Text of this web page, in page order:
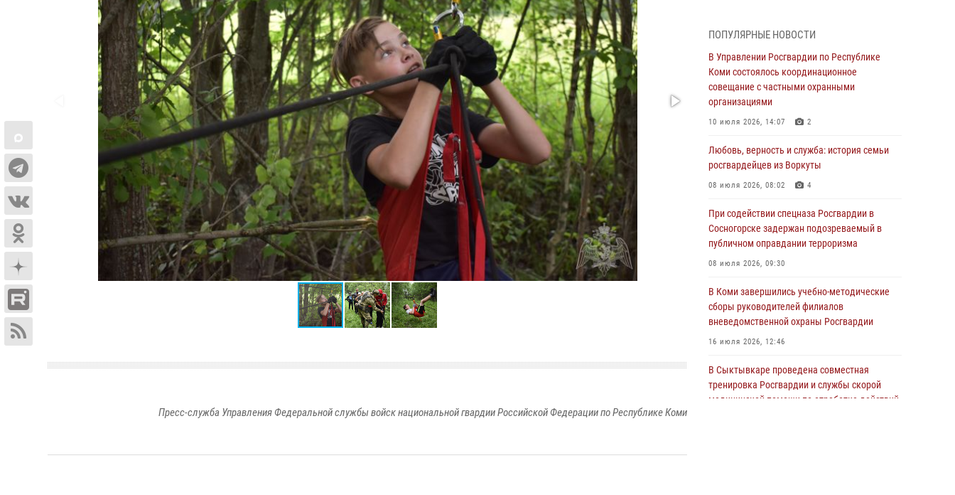
Пресс-служба Управления Федеральной службы войск национальной гвардии Российской Федерации по Республике Коми
В Койгородском районе местный житель
обратился в Росгвардию для добровольной
сдачи оружия
31 июля 2026, 10:55
Временно исполняющий обязанности
Республике Коми лично проверил ДОЛ
31 июля 2026, 06:57 8
В Усинске росгвардейцы оперативно
отработали план «Квартал»
30 июля 2026, 13:53
ежегодного Всероссийского конкурса
профессионального мастерства среди
сотрудников вневедомственной охраны
В Сыктывкаре росгвардейцы приняли
участие в молебне в рамках Дня Крещения
ПОПУЛЯРНЫЕ НОВОСТИ
В Управлении Росгвардии по Республике
Коми состоялось координационное
совещание с частными охранными
организациями
10 июля 2026, 14:07 2
Любовь, верность и служба: история семьи
росгвардейцев из Воркуты
08 июля 2026, 08:02 4
При содействии спецназа Росгвардии в
Сосногорске задержан подозреваемый в
публичном оправдании терроризма
08 июля 2026, 09:30
В Коми завершились учебно-методические
сборы руководителей филиалов
вневедомственной охраны Росгвардии
16 июля 2026, 12:46
В Сыктывкаре проведена совместная
тренировка Росгвардии и службы скорой
медицинской помощи по отработке действий